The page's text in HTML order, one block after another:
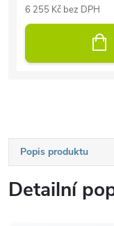
6 255 Kč bez DPH
Popis produktu
Detailní